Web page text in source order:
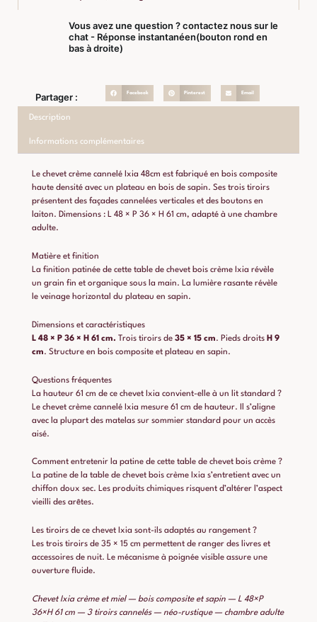
Vous avez une question ? contactez nous sur le
chat - Réponse instantanéen(bouton rond en
bas à droite)
Partager : Facebook Pinterest Email
Description
Informations complémentaires
Le chevet crème cannelé Ixia 48cm est fabriqué en bois composite
haute densité avec un plateau en bois de sapin. Ses trois tiroirs
présentent des façades cannelées verticales et des boutons en
laiton. Dimensions : L 48 × P 36 × H 61 cm, adapté à une chambre
adulte.
Matière et finition
La finition patinée de cette table de chevet bois crème Ixia révèle
un grain fin et organique sous la main. La lumière rasante révèle
le veinage horizontal du plateau en sapin.
Dimensions et caractéristiques
L 48 × P 36 × H 61 cm. Trois tiroirs de 35 × 15 cm. Pieds droits H 9
cm. Structure en bois composite et plateau en sapin.
Questions fréquentes
La hauteur 61 cm de ce chevet Ixia convient-elle à un lit standard ?
Le chevet crème cannelé Ixia mesure 61 cm de hauteur. Il s’aligne
avec la plupart des matelas sur sommier standard pour un accès
aisé.
Comment entretenir la patine de cette table de chevet bois crème ?
La patine de la table de chevet bois crème Ixia s’entretient avec un
chiffon doux sec. Les produits chimiques risquent d’altérer l’aspect
vieilli des arêtes.
Les tiroirs de ce chevet Ixia sont-ils adaptés au rangement ?
Les trois tiroirs de 35 × 15 cm permettent de ranger des livres et
accessoires de nuit. Le mécanisme à poignée visible assure une
ouverture fluide.
Chevet Ixia crème et miel — bois composite et sapin — L 48×P
36×H 61 cm — 3 tiroirs cannelés — néo-rustique — chambre adulte